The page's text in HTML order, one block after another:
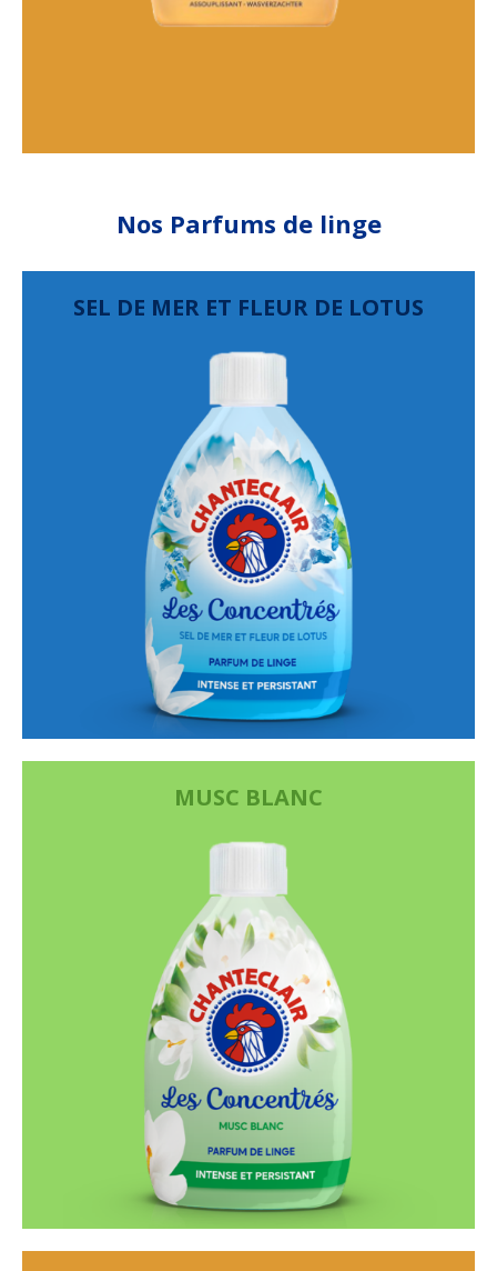
Nos Parfums de linge
SEL DE MER ET FLEUR DE LOTUS
MUSC BLANC